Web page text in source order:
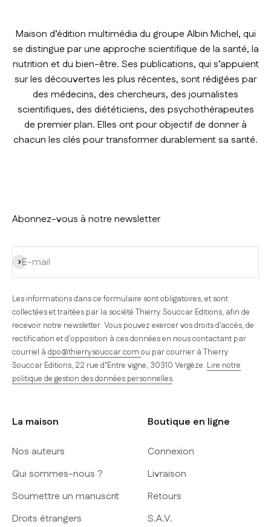
Maison d’édition multimédia du groupe Albin Michel, qui
se distingue par une approche scientifique de la santé, la
nutrition et du bien-être. Ses publications, qui s’appuient
sur les découvertes les plus récentes, sont rédigées par
des médecins, des chercheurs, des journalistes
scientifiques, des diététiciens, des psychothérapeutes
de premier plan. Elles ont pour objectif de donner à
chacun les clés pour transformer durablement sa santé.
Abonnez-vous à notre newsletter
E-mail
S'inscrire
Les informations dans ce formulaire sont obligatoires, et sont
collectées et traitées par la société Thierry Souccar Editions, afin de
recevoir notre newsletter. Vous pouvez exercer vos droits d'accès, de
rectification et d'opposition à ces données en nous contactant par
courriel à dpo@thierrysouccar.com ou par courrier à Thierry
Souccar Editions, 22 rue d’Entre vigne, 30310 Vergèze. Lire notre
politique de gestion des données personnelles.
La maison
Nos auteurs
Qui sommes-nous ?
Soumettre un manuscrit
Droits étrangers
Boutique en ligne
Connexion
Livraison
Retours
S.A.V.